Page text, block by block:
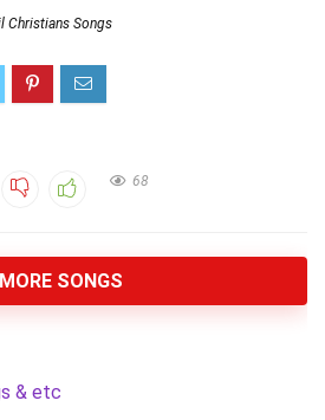
Christians Songs
68
MORE SONGS
& etc